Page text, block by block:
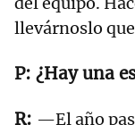
llevárnoslo
¿Hay una
—El año